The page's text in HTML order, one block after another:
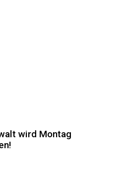
wird Montag